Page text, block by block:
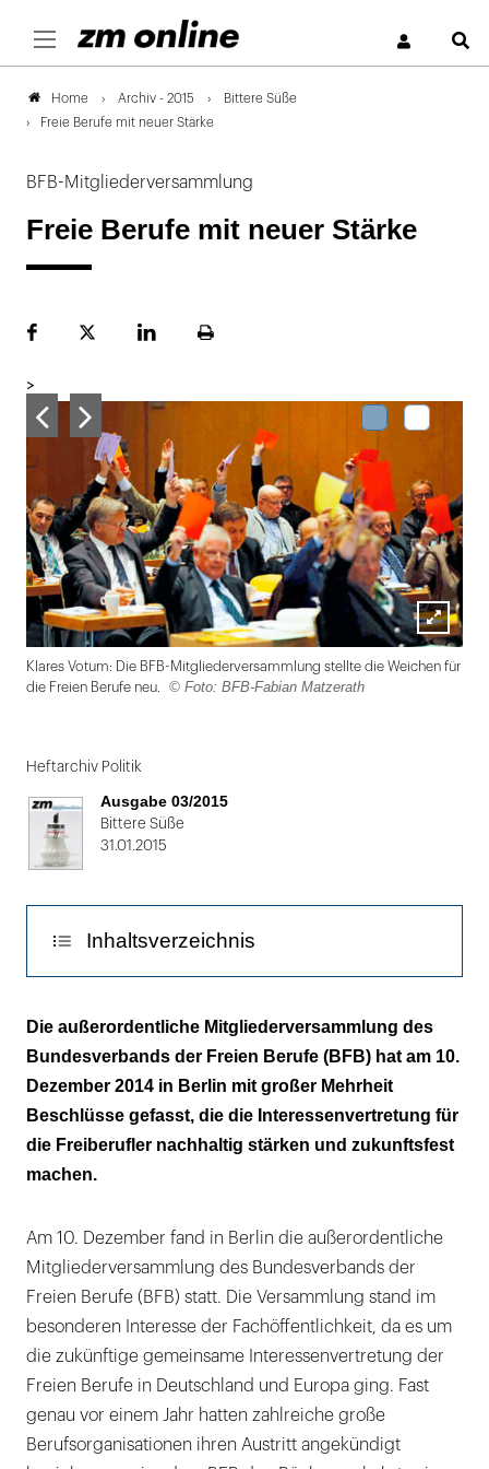
Home Archiv - 2015
Bittere Süße
Freie Berufe mit neuer Stärke
BFB-Mitgliederversammlung
Freie Berufe mit neuer Stärke
FacebookPlattformLinekdInSeite
>
Lightbox
öffnen
Klares Votum: Die BFB-Mitgliederversammlung stellte die Weichen für
die Freien Berufe neu.
© Foto: BFB-Fabian Matzerath
1
von
Heftarchiv Politik
Ausgabe 03/2015
Bittere Süße
31.01.2015
Inhaltsverzeichnis
Umfangreiches Arbeitsprogramm 2015
Die außerordentliche Mitgliederversammlung des
Bundesverbands der Freien Berufe (BFB) hat am 10.
Dezember 2014 in Berlin mit großer Mehrheit
Beschlüsse gefasst, die die Interessenvertretung für
die Freiberufler nachhaltig stärken und zukunftsfest
machen.
Am 10. Dezember fand in Berlin die außerordentliche
Mitgliederversammlung des Bundesverbands der
Freien Berufe (BFB) statt. Die Versammlung stand im
besonderen Interesse der Fachöffentlichkeit, da es um
die zukünftige gemeinsame Interessenvertretung der
Freien Berufe in Deutschland und Europa ging. Fast
genau vor einem Jahr hatten zahlreiche große
Berufsorganisationen ihren Austritt angekündigt